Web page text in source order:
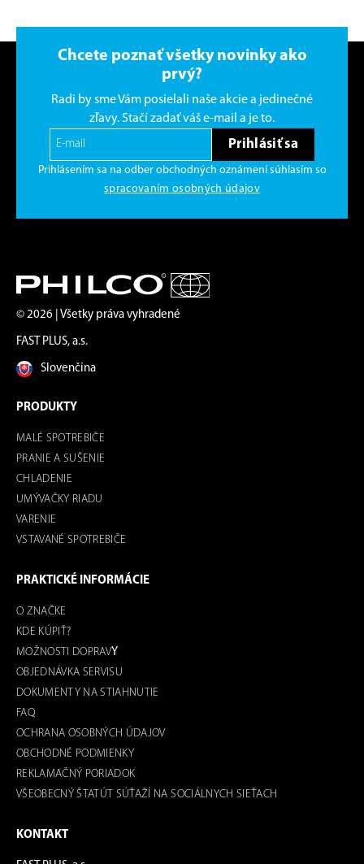
Chcete poznať všetky novinky ako
prvý?
Radi by sme Vám posielali naše akcie a jedinečné
zľavy. Stačí zadať váš e-mail a je to.
Prihlásiť sa
Prihlásením sa na odber obchodných oznámení súhlasím so
spracovaním osobných údajov
© 2026 | Všetky práva vyhradené
FAST PLUS, a.s.
Slovenčina
PRODUKTY
MALÉ SPOTREBIČE
PRANIE A SUŠENIE
CHLADENIE
UMÝVAČKY RIADU
VARENIE
VSTAVANÉ SPOTREBIČE
PRAKTICKÉ INFORMÁCIE
O ZNAČKE
KDE KÚPIŤ?
MOŽNOSTI DOPRAVY
OBJEDNÁVKA SERVISU
DOKUMENTY NA STIAHNUTIE
FAQ
OCHRANA OSOBNÝCH ÚDAJOV
OBCHODNÉ PODMIENKY
REKLAMAČNÝ PORIADOK
VŠEOBECNÝ ŠTATÚT SÚŤAŽÍ NA SOCIÁLNYCH SIEŤACH
KONTAKT